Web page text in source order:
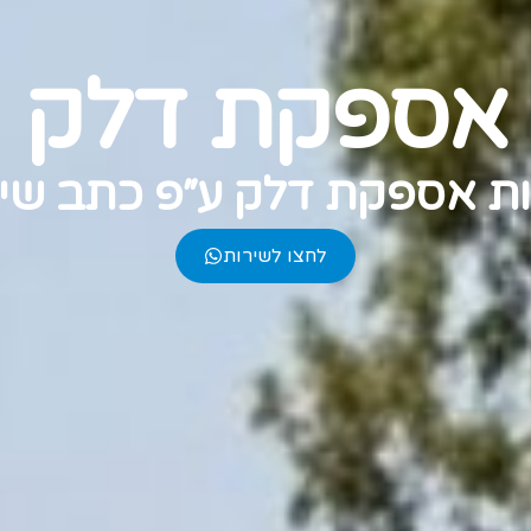
אספקת דלק
אספקת דלק ע״פ כתב
לחצו לשירות